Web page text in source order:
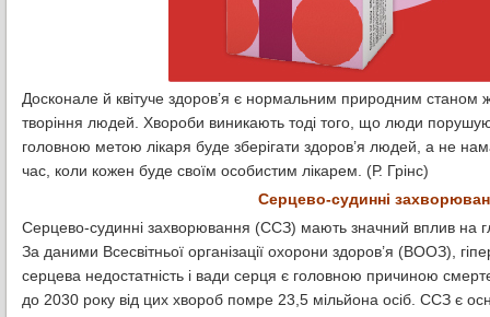
Досконале й квітуче здоров’я є нормальним природним станом
творіння людей. Хвороби виникають тоді того, що люди
головною метою лікаря буде зберігати здоров’я людей, а не
час, коли кожен буде своїм особистим лікарем. (Р. Грінс)
Серцево-судинні
Серцево-судинні захворювання (ССЗ) мають значний вплив на
За даними Всесвітньої організації охорони здоров’я (ВООЗ),
серцева недостатність і вади серця є головною причиною
до 2030 року від цих хвороб помре 23,5 мільйона осіб. ССЗ є